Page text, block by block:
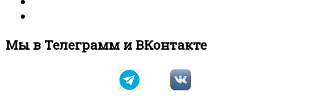
Мы в Телеграмм и ВКонтакте